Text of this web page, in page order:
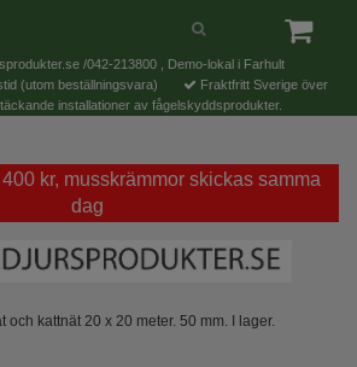
/042-213800 , Demo-lokal i Farhult
(utom beställningsvara)
Fraktfritt Sverige över
installationer av fågelskyddsprodukter.
kr, musskrämmor skickas samma
dag
och kattnät 20 x 20 meter. 50 mm. I lager.